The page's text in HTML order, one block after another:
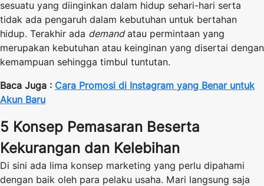
sesuatu yang diinginkan dalam hidup sehari-hari serta
tidak ada pengaruh dalam kebutuhan untuk bertahan
hidup. Terakhir ada demandatau permintaan yang
merupakan kebutuhan atau keinginan yang disertai dengan
kemampuan sehingga timbul tuntutan.
Baca Juga : Cara Promosi di Instagram yang Benar untuk
Akun Baru
5 Konsep Pemasaran Beserta
Kekurangan dan Kelebihan
Di sini ada lima konsep marketing yang perlu dipahami
dengan baik oleh para pelaku usaha. Mari langsung saja